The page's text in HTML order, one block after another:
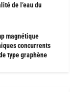
de l’eau du
magnétique
concurrents
type graphène